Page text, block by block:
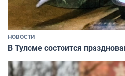
НОВОСТИ
В Туломе состоится